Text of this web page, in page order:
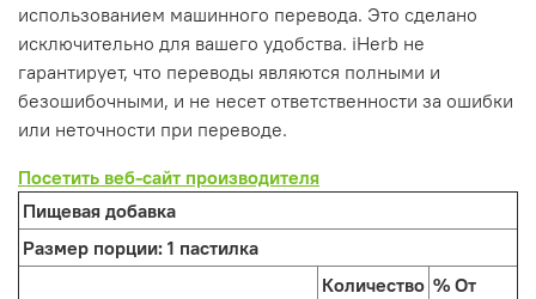
использованием машинного перевода. Это сделано
исключительно для вашего удобства. iHerb не
гарантирует, что переводы являются полными и
безошибочными, и не несет ответственности за ошибки
или неточности при переводе.
Посетить веб-сайт производителя
Пищевая добавка
Размер порции: 1 пастилка
Количество % От